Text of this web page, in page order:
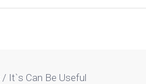
It`s Can Be Useful